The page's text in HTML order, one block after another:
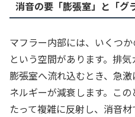
消音の要「膨張室」と「グ
マフラー内部には、いくつ
という空間があります。排
膨張室へ流れ込むとき、急
ネルギーが減衰します。こ
たって複雑に反射し、消音材